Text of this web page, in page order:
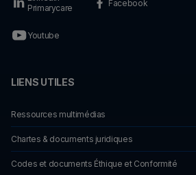
Primarycare
Facebook
Youtube
LIENS UTILES
Ressources multimédias
Chartes & documents juridiques
Codes et documents Éthique et Conformité